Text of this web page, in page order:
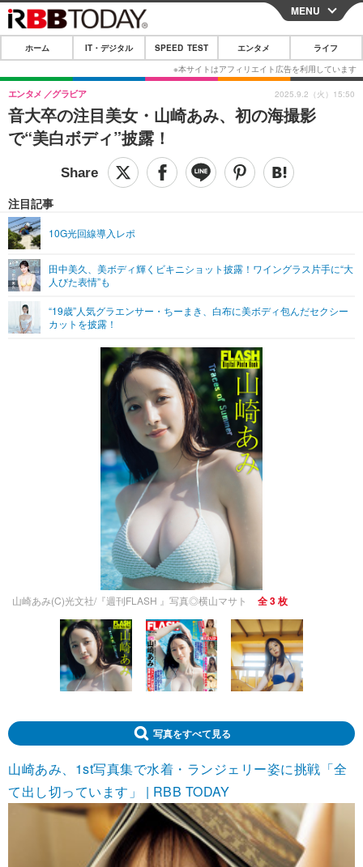
CLOSE
ホーム
IT・デジタル
IT・デジタルTOP スマートフォン
ショッピング その他
SPEED TEST
エンタメTOP 映画・ドラマ
グラビア
ショッピング その他
ライフTOP
その他
リリース一覧
プッシュ通知の停止方法
MENU
ホーム IT・デジタル SPEED TEST エンタメ ライフ
音大卒の注目美女・山崎あみ、初の海撮影
で“美白ボディ”披露！
エンタメ グラビア
注目記事
10G光回線導入レポ
田中美久、美ボディ輝くビキニショット披露！ワイングラス片手に“大
人びた表情”も
“19歳”人気グラエンサー・ちーまき、白布に美ボディ包んだセクシー
カットを披露！
2025.9.2（火）15:50
山崎あみ(C)光文社/『週刊FLASH 』写真◎横山マサト 全 3 枚
写真をすべて見る
山崎あみ、1st写真集で水着・ランジェリー姿に挑戦「全
て出し切っています」 | RBB TODAY